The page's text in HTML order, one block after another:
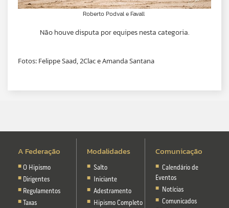
Roberto Podval e Favall
Não houve disputa por equipes nesta categoria.
Fotos: Felippe Saad, 2Clac e Amanda Santana
A Federação
O Hipismo
Dirigentes
Regulamentos
Taxas
Modalidades
Salto
Iniciante
Adestramento
Hipismo Completo
Comunicação
Calendário de
Eventos
Notícias
Comunicados